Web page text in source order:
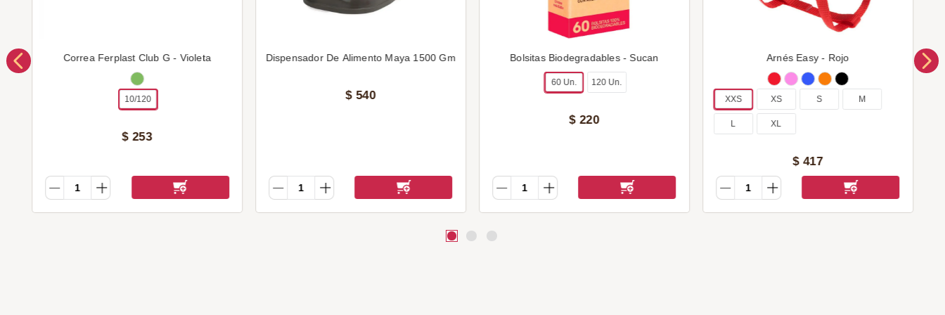
Correa Ferplast Club G - Violeta
10/120
$ 253
Dispensador De Alimento Maya 1500 Gm
$ 540
Bolsitas Biodegradables - Sucan
60 Un. 120 Un.
$ 220
Arnés Easy - Rojo
XXS XS S M
L XL
$ 417